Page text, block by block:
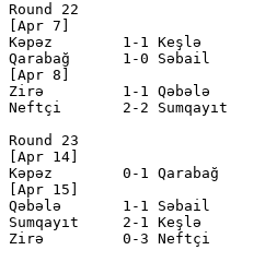
Round 22
[Apr 7]
Kəpəz        1-1 Keşlə
Qarabağ      1-0 Səbail
[Apr 8]
Zirə         1-1 Qəbələ
Neftçi       2-2 Sumqayıt
Round 23
[Apr 14]
Kəpəz        0-1 Qarabağ
[Apr 15]
Qəbələ       1-1 Səbail
Sumqayıt     2-1 Keşlə
Zirə         0-3 Neftçi